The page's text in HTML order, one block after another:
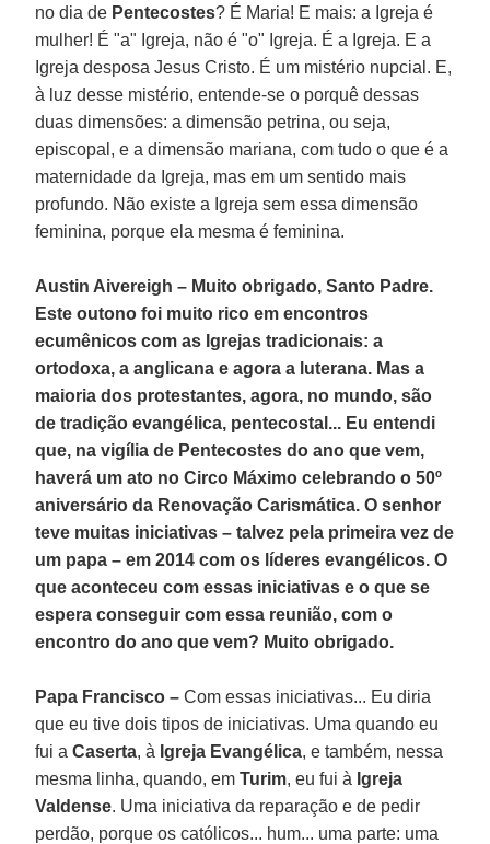
no dia de Pentecostes? É Maria! E mais: a Igreja é
mulher! É "a" Igreja, não é "o" Igreja. É a Igreja. E a
Igreja desposa Jesus Cristo. É um mistério nupcial. E,
à luz desse mistério, entende-se o porquê dessas
duas dimensões: a dimensão petrina, ou seja,
episcopal, e a dimensão mariana, com tudo o que é a
maternidade da Igreja, mas em um sentido mais
profundo. Não existe a Igreja sem essa dimensão
feminina, porque ela mesma é feminina.
Austin Aivereigh – Muito obrigado, Santo Padre.
Este outono foi muito rico em encontros
ecumênicos com as Igrejas tradicionais: a
ortodoxa, a anglicana e agora a luterana. Mas a
maioria dos protestantes, agora, no mundo, são
de tradição evangélica, pentecostal... Eu entendi
que, na vigília de Pentecostes do ano que vem,
haverá um ato no Circo Máximo celebrando o 50º
aniversário da Renovação Carismática. O senhor
teve muitas iniciativas – talvez pela primeira vez de
um papa – em 2014 com os líderes evangélicos. O
que aconteceu com essas iniciativas e o que se
espera conseguir com essa reunião, com o
encontro do ano que vem? Muito obrigado.
Papa Francisco – Com essas iniciativas... Eu diria
que eu tive dois tipos de iniciativas. Uma quando eu
fui aCaserta, à Igreja Evangélica, e também, nessa
mesma linha, quando, emTurim, eu fui à Igreja
Valdense. Uma iniciativa da reparação e de pedir
perdão, porque os católicos... hum... uma parte: uma